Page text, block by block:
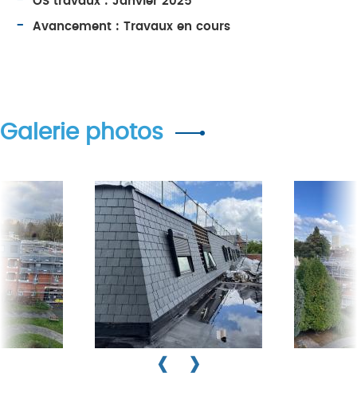
Avancement : Travaux en cours
Galerie photos
‹ ›